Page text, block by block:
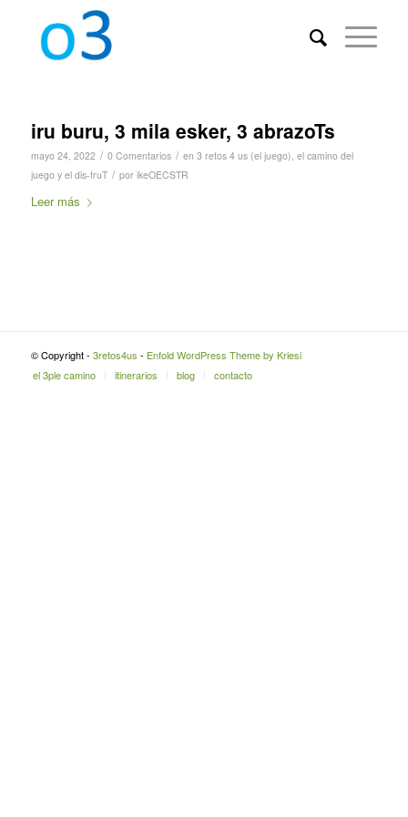
iru buru, 3 mila esker, 3 abrazoTs
mayo 24, 2022 / 0 Comentarios / en 3 retos 4 us (el juego), el camino del
juego y el dis-fruT / por ikeOECSTR
Leer más
© Copyright - 3retos4us - Enfold WordPress Theme by Kriesi
el 3ple camino
itinerarios blog contacto